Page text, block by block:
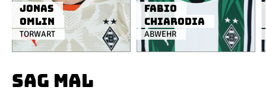
TORWART
Jonas
Omlin
ABWEHR
Fabio
Chiarodia
SAG MAL